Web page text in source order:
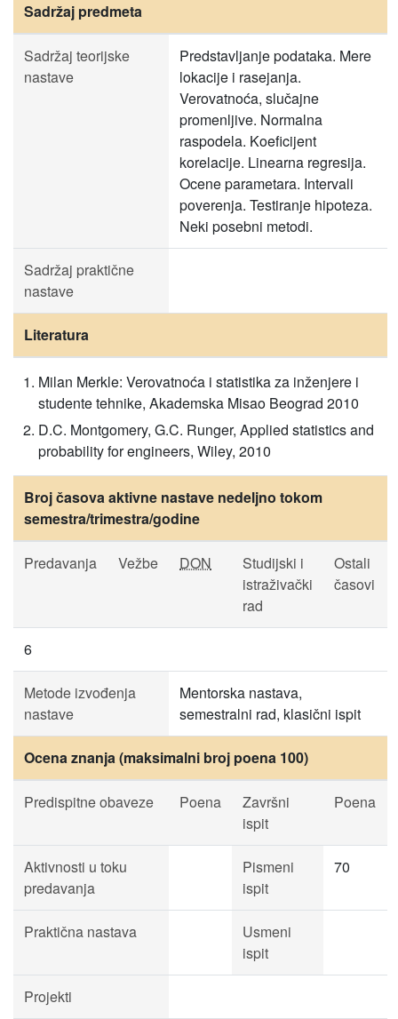
Sadržaj predmeta
Sadržaj teorijske
nastave
Predstavljanje podataka. Mere
lokacije i rasejanja.
Verovatnoća, slučajne
promenljive. Normalna
raspodela. Koeficijent
korelacije. Linearna regresija.
Ocene parametara. Intervali
poverenja. Testiranje hipoteza.
Neki posebni metodi.
Sadržaj praktične
nastave
Literatura
Milan Merkle: Verovatnoća i statistika za inženjere i
studente tehnike, Akademska Misao Beograd 2010
D.C. Montgomery, G.C. Runger, Applied statistics and
probability for engineers, Wiley, 2010
Broj časova aktivne nastave nedeljno tokom
semestra/trimestra/godine
Predavanja Vežbe DON
Studijski i
istraživački
rad
Ostali
časovi
6
Metode izvođenja
nastave
Mentorska nastava,
semestralni rad, klasični ispit
Ocena znanja (maksimalni broj poena 100)
Predispitne obaveze Poena
Završni
ispit
Poena
Aktivnosti u toku
predavanja
Pismeni
ispit
70
Praktična nastava
Usmeni
ispit
Projekti